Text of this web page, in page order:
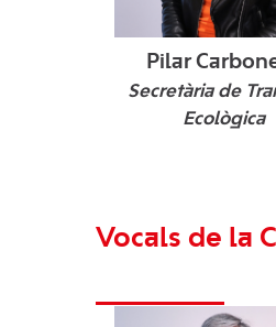
Pilar
Secretària de
Ecològica
Ciutadella,
Argèlia, 1988.
Palma, 1976
Inca, 1979.
Sant Lluís, 1968.
Vocals de la